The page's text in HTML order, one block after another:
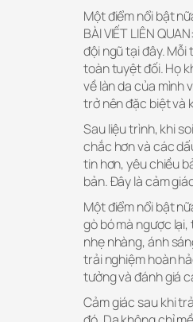
Một điểm nổi bật
BÀI VIẾT LIÊN QUAN:
đội ngũ tại đây.
toàn tuyệt đối. Họ
về làn da của mình
trở nên đặc biệt và
Sau liệu trình, khi
chắc hơn và các
tin hơn, yêu chiều
bản. Đây là cảm
Một điểm nổi bật
gò bó mà ngược
nhẹ nhàng, ánh
trải nghiệm hoàn
tưởng và đánh giá
Cảm giác sau khi